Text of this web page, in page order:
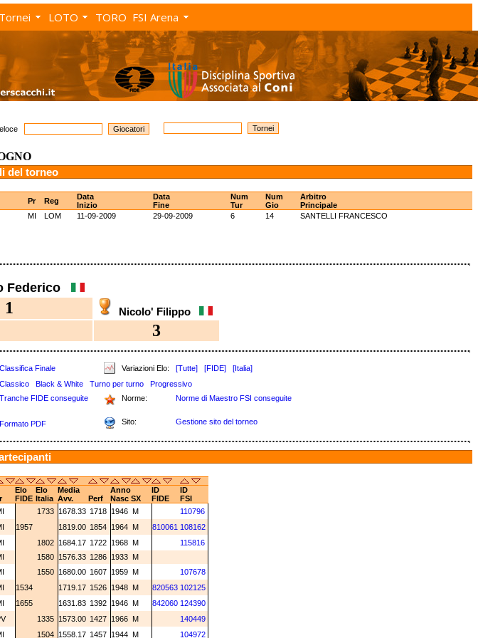
Tornei LOTO TORO FSI Arena
del torneo
Pr Reg
Data
Inizio
Data
Fine
Num
Tur
Num
Gio
Arbitro
Principale
MI LOM 11-09-2009 29-09-2009 6 14
SANTELLI FRANCESCO
Federico
1 Nicolo' Filippo
3
Classifica Finale Variazioni Elo: [Tutte] [FIDE]
[Italia]
Classico Black & White Turno per turno
Progressivo
Tranche FIDE conseguite Norme: Norme di Maestro FSI conseguite
Formato PDF Sito: Gestione sito del torneo
Elo Elo Media Anno ID
ID
FIDE Italia Avv. Perf Nasc SX FIDE
FSI
1733 1678.33 1718 1946 M
110796
1957 1819.00 1854 1964 M 810061 108162
1802 1684.17 1722 1968 M
115816
1580 1576.33 1286 1933 M
1550 1680.00 1607 1959 M
107678
1534 1719.17 1526 1948 M 820563 102125
1655 1631.83 1392 1946 M 842060 124390
1335 1573.00 1427 1966 M
140449
1504 1558.17 1457 1944 M 104972